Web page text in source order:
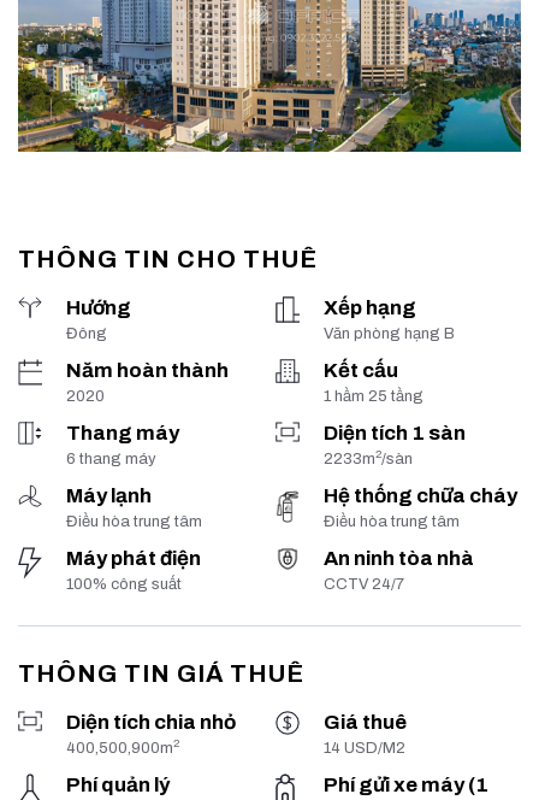
THÔNG TIN CHO THUÊ
Hướng
Đông
Xếp hạng
Văn phòng hạng B
Năm hoàn thành
2020
Kết cấu
1 hầm 25 tầng
Thang máy
6 thang máy
Diện tích 1 sàn
2233m2/sàn
Máy lạnh
Điều hòa trung tâm
Hệ thống chữa cháy
Điều hòa trung tâm
Máy phát điện
100% công suất
An ninh tòa nhà
CCTV 24/7
THÔNG TIN GIÁ THUÊ
Diện tích chia nhỏ
400,500,900m2
Giá thuê
14 USD/M2
Phí quản lý
Phí gửi xe máy (1